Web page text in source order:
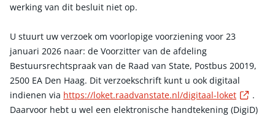
werking van dit besluit niet op.
U stuurt uw verzoek om voorlopige voorziening voor 23
januari 2026 naar: de Voorzitter van de afdeling
Bestuursrechtspraak van de Raad van State, Postbus 20019,
2500 EA Den Haag. Dit verzoekschrift kunt u ook digitaal
indienen via https://loket.raadvanstate.nl/digitaal-loket
.
Daarvoor hebt u wel een elektronische handtekening (DigiD)